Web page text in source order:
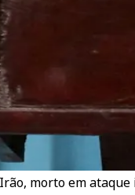
morto em